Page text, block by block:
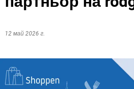
12 май 2026 г.